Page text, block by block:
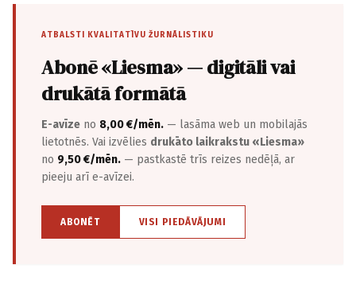
ATBALSTI KVALITATĪVU ŽURNĀLISTIKU
Abonē «Liesma» — digitāli vai
drukātā formātā
E-avīze no 8,00 €/mēn. — lasāma web un mobilajās
lietotnēs. Vai izvēlies drukāto laikrakstu «Liesma»
no 9,50 €/mēn. — pastkastē trīs reizes nedēļā, ar
pieeju arī e-avīzei.
ABONĒT VISI PIEDĀVĀJUMI